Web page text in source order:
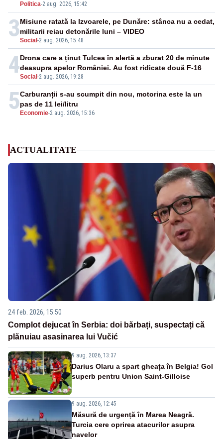
Politica-2 aug. 2026, 15:42
3Social -2 aug. 2026, 15:48
Misiune ratată la Izvoarele, pe Dunăre: stânca nu a cedat,
militarii reiau detonările luni – VIDEO
4Social -2 aug. 2026, 19:28
Drona care a ținut Tulcea în alertă a zburat 20 de minute
deasupra apelor României. Au fost ridicate două F-16
5 Economie-2 aug. 2026, 15:36
Carburanții s-au scumpit din nou, motorina este la un
pas de 11 lei/litru
ACTUALITATE
24 feb. 2026, 15:50
Complot dejucat în Serbia: doi bărbați, suspectați că
plănuiau asasinarea lui Vučić
9 aug. 2026, 13:37
Darius Olaru a spart gheața în Belgia! Gol
superb pentru Union Saint-Gilloise
9 aug. 2026, 12:45
Măsură de urgență în Marea Neagră.
Turcia cere oprirea atacurilor asupra
navelor